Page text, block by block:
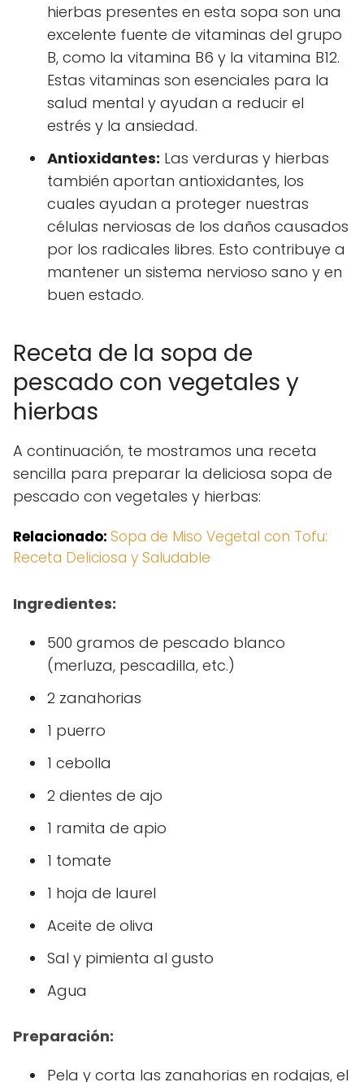
hierbas presentes en esta sopa son una
excelente fuente de vitaminas del grupo
B, como la vitamina B6 y la vitamina B12.
Estas vitaminas son esenciales para la
salud mental y ayudan a reducir el
estrés y la ansiedad.
Antioxidantes: Las verduras y hierbas
también aportan antioxidantes, los
cuales ayudan a proteger nuestras
células nerviosas de los daños causados
por los radicales libres. Esto contribuye a
mantener un sistema nervioso sano y en
buen estado.
Receta de la sopa de
pescado con vegetales y
hierbas
A continuación, te mostramos una receta
sencilla para preparar la deliciosa sopa de
pescado con vegetales y hierbas:
Relacionado: Sopa de Miso Vegetal con Tofu:
Receta Deliciosa y Saludable
Ingredientes:
500 gramos de pescado blanco
(merluza, pescadilla, etc.)
2 zanahorias
1 puerro
1 cebolla
2 dientes de ajo
1 ramita de apio
1 tomate
1 hoja de laurel
Aceite de oliva
Sal y pimienta al gusto
Agua
Preparación:
Pela y corta las zanahorias en rodajas, el